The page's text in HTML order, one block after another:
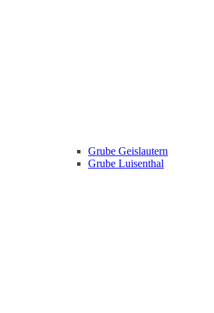
Grube Geislautern
Grube Luisenthal